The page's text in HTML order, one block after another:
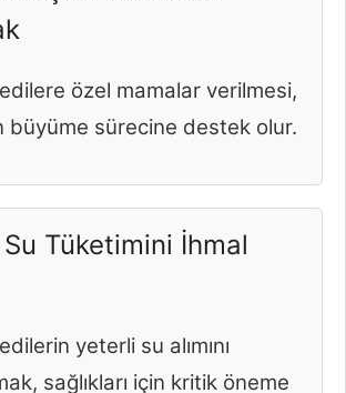
özel mamalar verilmesi,
büyüme sürecine destek olur.
Su Tüketimini İhmal
yeterli su alımını
sağlıkları için kritik öneme